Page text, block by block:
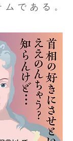
である。